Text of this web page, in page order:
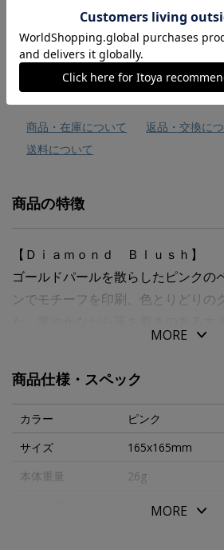
お気に入りに追加
商品・在庫について
返品・交換に
送料について
商品の特徴
【Ｄｉａｍｏｎｄ Ｂｌｕｓｈ】
ゴールドパールを散らしたピンクの
ンでモチーフを印刷、色とりどりの
二つ折りブランクカード クリスタ
グリーティングカードのオスカーと
の”ＴＨＥ ＨＥＮＲＩＥＳ”賞を何
イドカードのメーカーです。
スワロフスキーやファブリックのア
MORE
商品仕様・スペック
カラー
ピンク
サイズ
165x165mm
本体重量
26g
MORE